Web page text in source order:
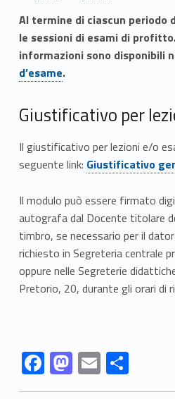
Al termine di ciascun periodo
le sessioni di esami di
informazioni sono disponibili
d’esame.
Giustificativo per
Il giustificativo per lezioni e/o
seguente link: Link identifier #identifier__99210-2
Giustificativo
Il modulo può essere firmato
autografa dal Docente titolare
timbro, se necessario per il
richiesto in Segreteria centrale
oppure nelle Segreterie
Pretorio, 20, durante gli orari di
Link identifier #identifier__51145-23 F
ac
Link identifier #identifier__178132-24 M
as
Link identifier #identifier__118102-25 E
m
Link identifier #identifier__96135-26 S
h